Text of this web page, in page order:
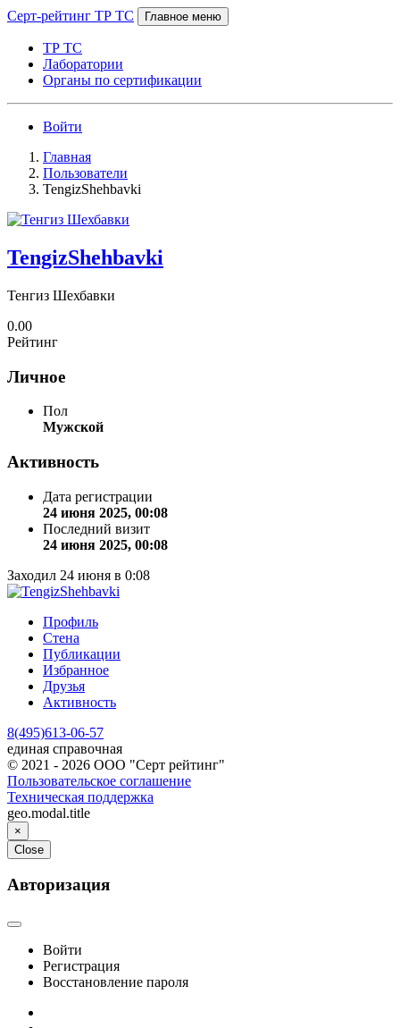
Серт-рейтинг ТР ТС Главное меню
ТР ТС
Лаборатории
Органы по сертификации
Войти
Главная
Пользователи
TengizShehbavki
TengizShehbavki
Тенгиз Шехбавки
0.00
Рейтинг
Личное
Пол
Мужской
Активность
Дата регистрации
24 июня 2025, 00:08
Последний визит
24 июня 2025, 00:08
Заходил 24 июня в 0:08
Профиль
Стена
Публикации
Избранное
Друзья
Активность
8(495)613-06-57
единая справочная
© 2021 - 2026 ООО "Серт рейтинг"
Пользовательское соглашение
Техническая поддержка
geo.modal.title
×
Close
Авторизация
Войти
Регистрация
Восстановление пароля